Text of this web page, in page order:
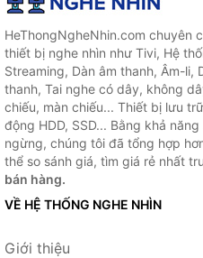
HeThongNgheNhin.com chuyên
thiết bị nghe nhìn như Tivi, Hệ
Streaming, Dàn âm thanh, Âm-li,
thanh, Tai nghe có dây, không
chiếu, màn chiếu... Thiết bị lưu
động HDD, SSD... Bằng khả
ngừng, chúng tôi đã tổng hợp
thể so sánh giá, tìm giá rẻ nhất
bán hàng.
VỀ HỆ THỐNG NGHE NHÌN
Giới thiệu